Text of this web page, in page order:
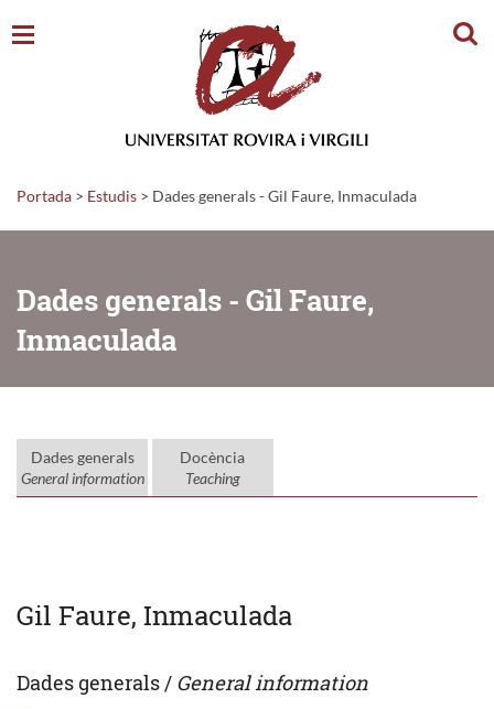
Portada > Estudis > Dades generals - Gil Faure, Inmaculada
Dades generals - Gil Faure,
Inmaculada
Dades generals
General information
Docència
Teaching
Gil Faure, Inmaculada
Dades generals / General information